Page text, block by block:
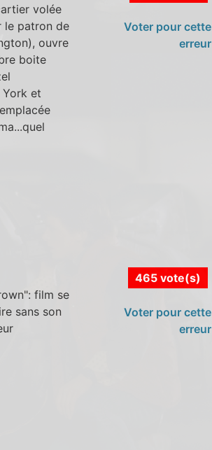
volée
le patron de
ouvre
boite
et
Voter pour cette
erreur
film se
sans son
465 vote(s)
Voter pour cette
erreur